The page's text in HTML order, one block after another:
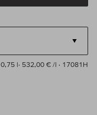
0,75 l· 532,00 € /l · 17081H